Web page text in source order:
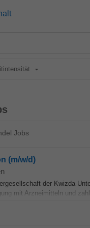
Jobs
(m/w/d)
der Kwizda
mit Arzneimitteln und